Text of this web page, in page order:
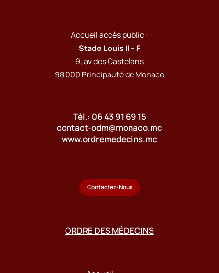
Accueil accès public :
Stade Louis II – F
9, av des Castelans
98 000 Principauté de Monaco
Tél.: 06 43 91 69 15
contact-odm@monaco.mc
www.ordremedecins.mc
Contactez-Nous
ORDRE DES MÉDECINS